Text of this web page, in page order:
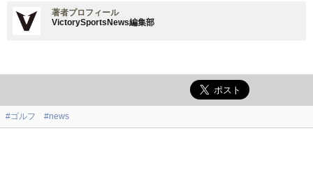
著者プロフィール
VictorySportsNews編集部
#ゴルフ #news